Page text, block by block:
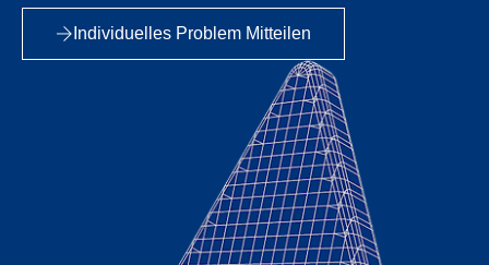
Individuelles Problem Mitteilen